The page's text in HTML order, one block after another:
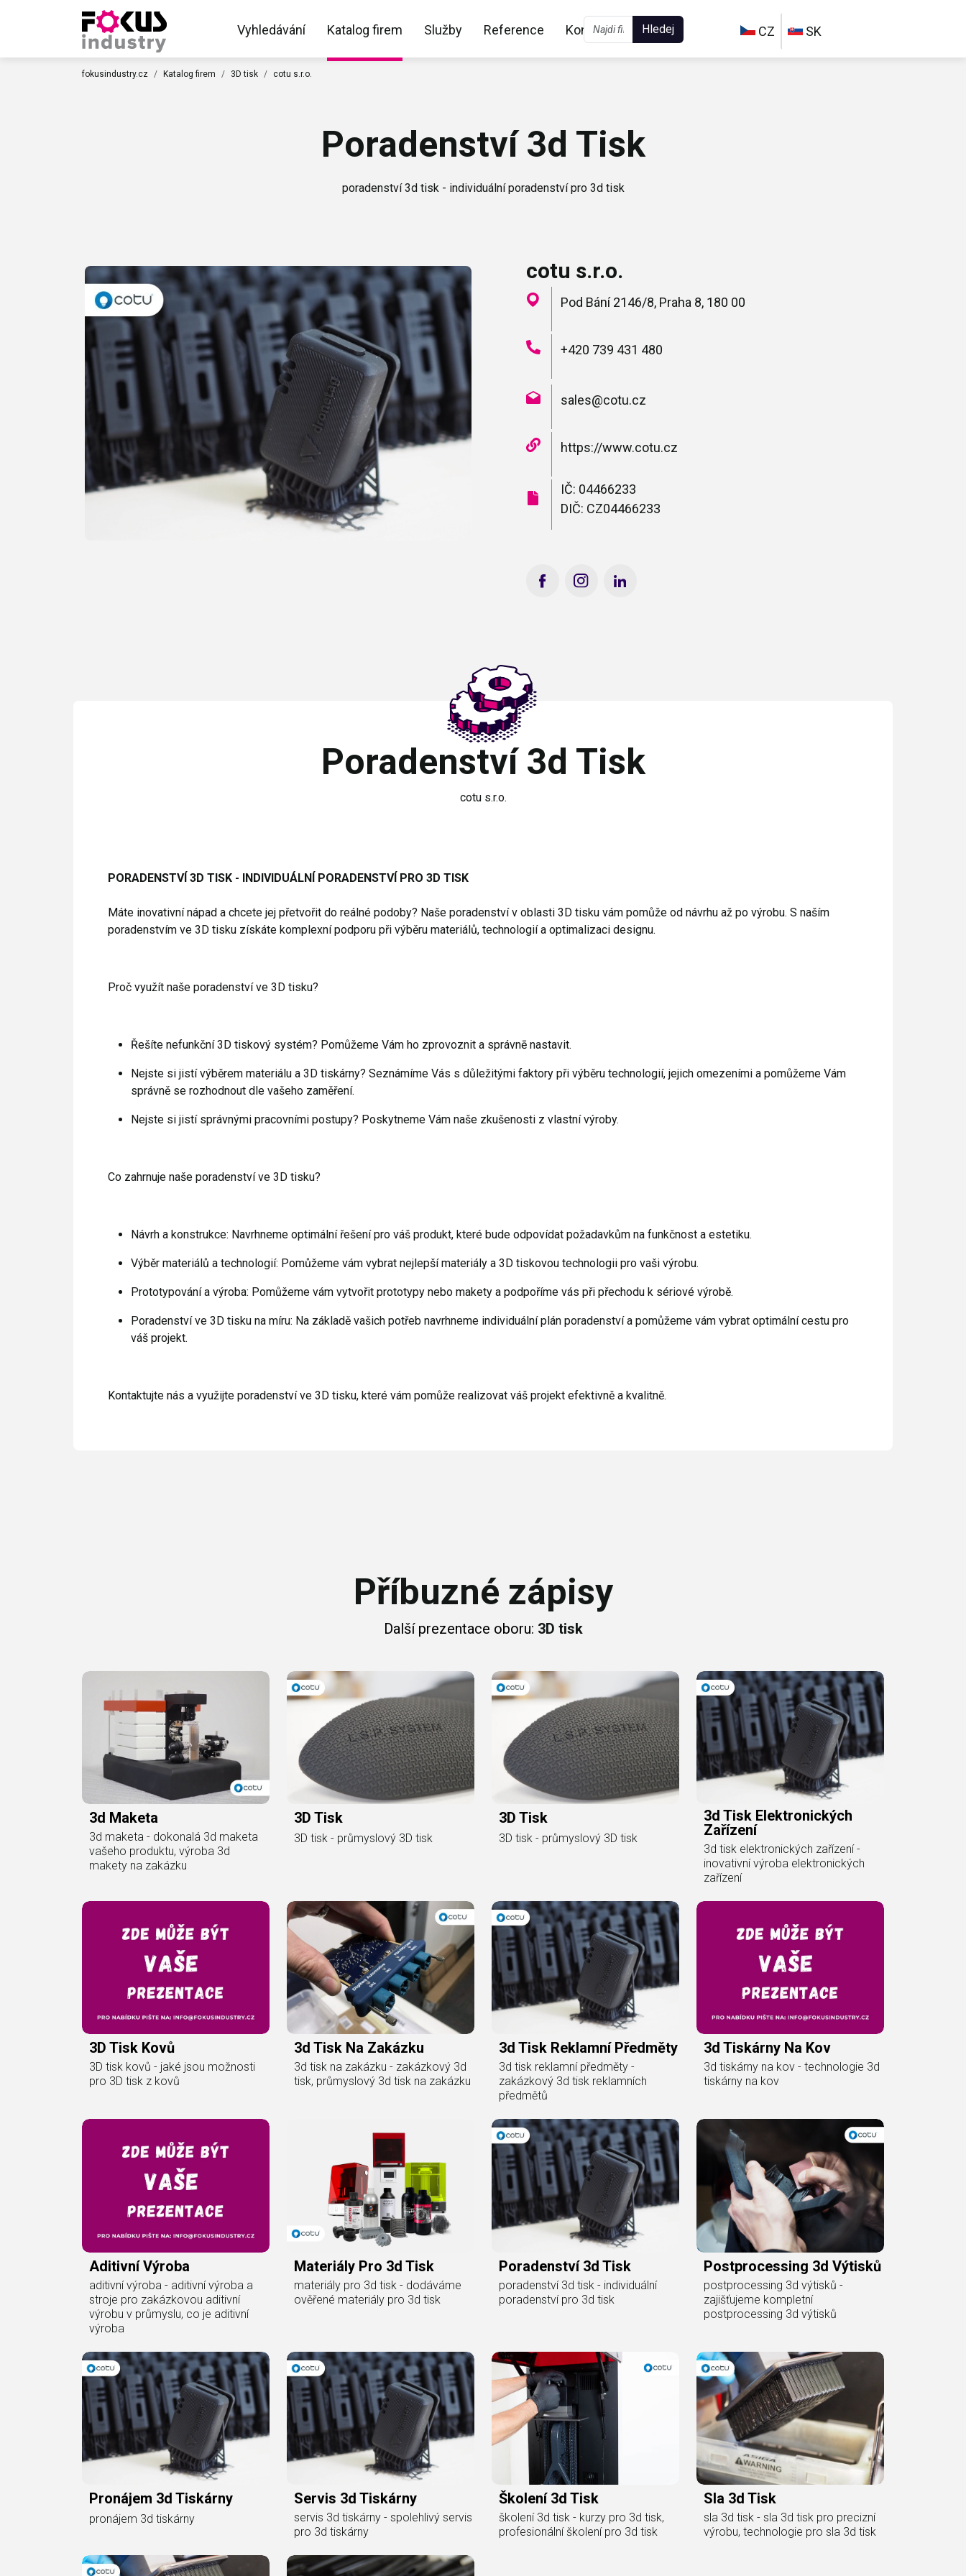
Vyhledávání Katalog firem Služby Reference Kontakt Hledej CZ SK
fokusindustry.cz Katalog firem 3D tisk cotu s.r.o.
Poradenství 3d Tisk
poradenství 3d tisk - individuální poradenství pro 3d tisk
cotu s.r.o.
Pod Bání 2146/8, Praha 8, 180 00
+420 739 431 480
sales@cotu.cz
https://www.cotu.cz
IČ: 04466233
DIČ: CZ04466233
Poradenství 3d Tisk
cotu s.r.o.
PORADENSTVÍ 3D TISK - INDIVIDUÁLNÍ PORADENSTVÍ PRO 3D TISK
Máte inovativní nápad a chcete jej přetvořit do reálné podoby? Naše poradenství v oblasti 3D tisku vám pomůže od návrhu až po výrobu. S naším
poradenstvím ve 3D tisku získáte komplexní podporu při výběru materiálů, technologií a optimalizaci designu.
Proč využít naše poradenství ve 3D tisku?
Řešíte nefunkční 3D tiskový systém? Pomůžeme Vám ho zprovoznit a správnē nastavit.
Nejste si jistí výběrem materiálu a 3D tiskárny? Seznámíme Vás s důležitými faktory při výběru technologií, jejich omezeními a pomůžeme Vám
správně se rozhodnout dle vašeho zaměření.
Nejste si jistí správnými pracovními postupy? Poskytneme Vám naše zkušenosti z vlastní výroby.
Co zahrnuje naše poradenství ve 3D tisku?
Návrh a konstrukce: Navrhneme optimální řešení pro váš produkt, které bude odpovídat požadavkům na funkčnost a estetiku.
Výběr materiálů a technologií: Pomůžeme vám vybrat nejlepší materiály a 3D tiskovou technologii pro vaši výrobu.
Prototypování a výroba: Pomůžeme vám vytvořit prototypy nebo makety a podpoříme vás při přechodu k sériové výrobě.
Poradenství ve 3D tisku na míru: Na základě vašich potřeb navrhneme individuální plán poradenství a pomůžeme vám vybrat optimální cestu pro
váš projekt.
Kontaktujte nás a využijte poradenství ve 3D tisku, které vám pomůže realizovat váš projekt efektivně a kvalitně.
Příbuzné zápisy
Další prezentace oboru: 3D tisk
3d Maketa
3d maketa - dokonalá 3d maketa
vašeho produktu, výroba 3d
makety na zakázku
3D Tisk
3D tisk - průmyslový 3D tisk
3D Tisk
3D tisk - průmyslový 3D tisk
3d Tisk Elektronických
Zařízení
3d tisk elektronických zařízení -
inovativní výroba elektronických
zařízení
3D Tisk Kovů
3D tisk kovů - jaké jsou možnosti
pro 3D tisk z kovů
3d Tisk Na Zakázku
3d tisk na zakázku - zakázkový 3d
tisk, průmyslový 3d tisk na zakázku
3d Tisk Reklamní Předměty
3d tisk reklamní předměty -
zakázkový 3d tisk reklamních
předmětů
3d Tiskárny Na Kov
3d tiskárny na kov - technologie 3d
tiskárny na kov
Aditivní Výroba
aditivní výroba - aditivní výroba a
stroje pro zakázkovou aditivní
výrobu v průmyslu, co je aditivní
výroba
Materiály Pro 3d Tisk
materiály pro 3d tisk - dodáváme
ověřené materiály pro 3d tisk
Poradenství 3d Tisk
poradenství 3d tisk - individuální
poradenství pro 3d tisk
Postprocessing 3d Výtisků
postprocessing 3d výtisků -
zajišťujeme kompletní
postprocessing 3d výtisků
Pronájem 3d Tiskárny
pronájem 3d tiskárny
Servis 3d Tiskárny
servis 3d tiskárny - spolehlivý servis
pro 3d tiskárny
Školení 3d Tisk
školení 3d tisk - kurzy pro 3d tisk,
profesionální školení pro 3d tisk
Sla 3d Tisk
sla 3d tisk - sla 3d tisk pro precizní
výrobu, technologie pro sla 3d tisk